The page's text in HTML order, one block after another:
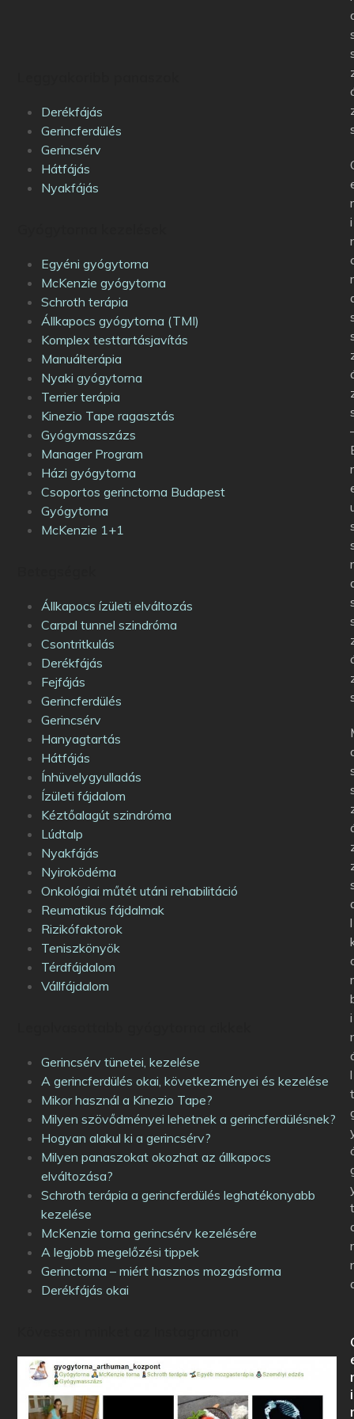
Derékfájás
Gerincferdülés
Gerincsérv
Hátfájás
Nyakfájás
Egyéni gyógytorna
McKenzie gyógytorna
Schroth terápia
Állkapocs gyógytorna (TMI)
Komplex testtartásjavítás
Manuálterápia
Nyaki gyógytorna
Terrier terápia
Kinezio Tape ragasztás
Gyógymasszázs
Manager Program
Házi gyógytorna
Csoportos gerinctorna Budapest
Gyógytorna
McKenzie 1+1
Állkapocs ízületi elváltozás
Carpal tunnel szindróma
Csontritkulás
Derékfájás
Fejfájás
Gerincferdülés
Gerincsérv
Hanyagtartás
Hátfájás
Ínhüvelygyulladás
Ízületi fájdalom
Kéztőalagút szindróma
Lúdtalp
Nyakfájás
Nyiroködéma
Onkológiai műtét utáni rehabilitáció
Reumatikus fájdalmak
Rizikófaktorok
Teniszkönyök
Térdfájdalom
Vállfájdalom
Gerincsérv tünetei, kezelése
A gerincferdülés okai, következményei és kezelése
Mikor használ a Kinezio Tape?
Milyen szövődményei lehetnek a gerincferdülésnek?
Hogyan alakul ki a gerincsérv?
Milyen panaszokat okozhat az állkapocs
elváltozása?
Schroth terápia a gerincferdülés leghatékonyabb
kezelése
McKenzie torna gerincsérv kezelésére
A legjobb megelőzési tippek
Gerinctorna – miért hasznos mozgásforma
Derékfájás okai
r
i
r
l
i
l
r
i